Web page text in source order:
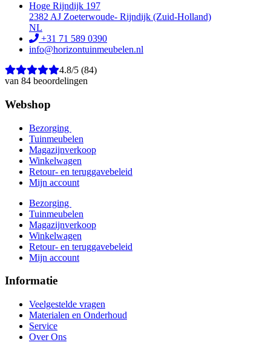
Hoge Rijndijk 197
2382 AJ Zoeterwoude- Rijndijk (Zuid-Holland)
NL
+31 71 589 0390
info@horizontuinmeubelen.nl
4.8/5 (84)
van 84 beoordelingen
Webshop
Bezorging
Tuinmeubelen
Magazijnverkoop
Winkelwagen
Retour- en teruggavebeleid
Mijn account
Bezorging
Tuinmeubelen
Magazijnverkoop
Winkelwagen
Retour- en teruggavebeleid
Mijn account
Informatie
Veelgestelde vragen
Materialen en Onderhoud
Service
Over Ons